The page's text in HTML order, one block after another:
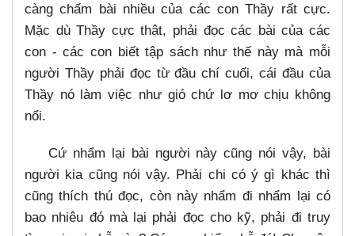
càng chấm bài nhiều của các con Thầy rất cực.
Mặc dù Thầy cực thật, phải đọc các bài của các
con - các con biết tập sách như thế này mà mỗi
người Thầy phải đọc từ đầu chí cuối, cái đầu của
Thầy nó làm việc như gió chứ lơ mơ chịu không
nổi.
Cứ nhẩm lại bài người này cũng nói vậy, bài
người kia cũng nói vậy. Phải chi có ý gì khác thì
cũng thích thú đọc, còn này nhẩm đi nhẩm lại có
bao nhiêu đó mà lại phải đọc cho kỹ, phải đi truy